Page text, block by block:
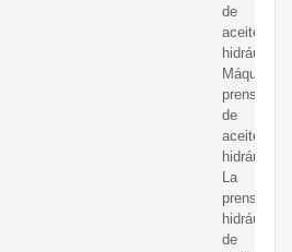
de
aceite
hidráulico.
Máquina
prensadora
de
aceite
hidráulico
La
prensa
hidráulica
de